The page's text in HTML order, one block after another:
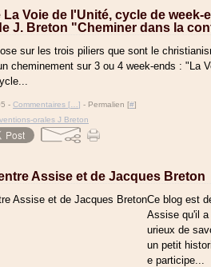
La Voie de l'Unité, cycle de
J. Breton "Cheminer dans la
sur les trois piliers que sont le
cheminement sur 3 ou 4 week-ends : "La
- Commentaires [ ] - Permalien [#]
orales J Breton
Assise et de Jacques Breton
Ce blog est
Assise qu'il
urieux de
un petit
e participe...